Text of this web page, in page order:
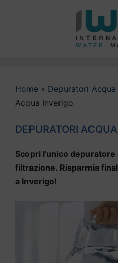
Home » Depuratori
Acqua Inverigo
DEPURATORI
Scopri l’unico
filtrazione. Risparmia
a Inverigo!